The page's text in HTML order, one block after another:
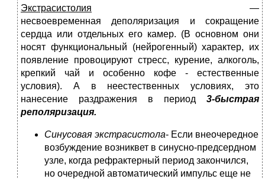
Экстрасистолия —
несвоевременная деполяризация и сокращение
сердца или отдельных его камер. (В основном они
носят функциональный (нейрогенный) характер, их
появление провоцируют стресс, курение, алкоголь,
крепкий чай и особенно кофе - естественные
условия). А в неестественных условиях, это
нанесение раздражения в период 3-быстрая
реполяризация.
Синусовая экстрасистола- Если внеочередное
возбуждение возниквет в синусно-предсердном
узле, когда рефрактерный период закончился,
но очередной автоматиче­ский импульс еще не